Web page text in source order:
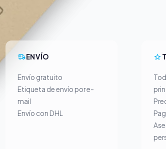
ENVÍO
Envío gratuito
Etiqueta de envío por e-
mail
Envío con DHL